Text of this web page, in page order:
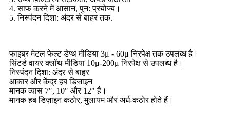
4. साफ करने में आसान, पुन: प्रयोज्य।
5. निस्पंदन दिशा: अंदर से बाहर तक.
फाइबर मेटल फेल्ट डेप्थ मीडिया 3μ - 60μ निरपेक्ष तक उपलब्ध है।
सिंटर्ड वायर क्लॉथ मीडिया 10μ-200μ निरपेक्ष से उपलब्ध है।
निस्पंदन दिशा: अंदर से बाहर
आकार और केंद्र हब डिजाइन
मानक व्यास 7″, 10″ और 12″ हैं।
मानक हब डिज़ाइन कठोर, मुलायम और अर्ध-कठोर होते हैं।